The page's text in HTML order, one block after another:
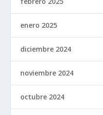
enero 2025
diciembre 2024
noviembre 2024
octubre 2024